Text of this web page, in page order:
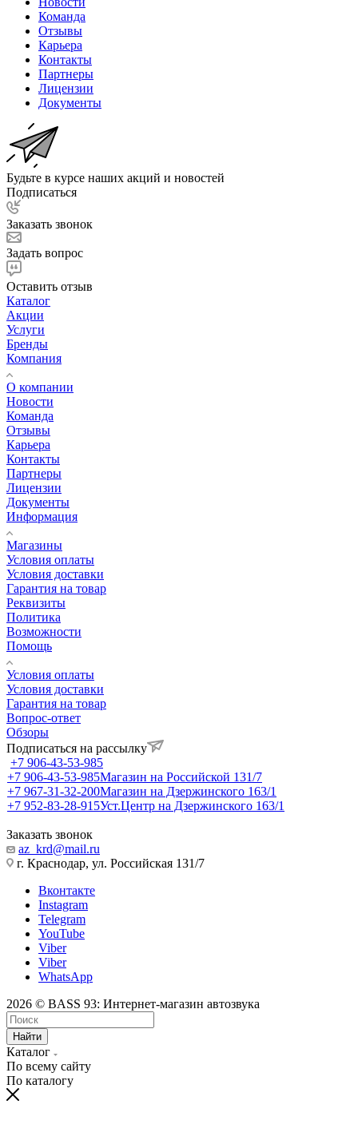
Команда
Отзывы
Карьера
Контакты
Партнеры
Лицензии
Документы
Будьте в курсе наших акций и новостей
Подписаться
Заказать звонок
Задать вопрос
Оставить отзыв
Каталог
Акции
Услуги
Бренды
Компания
О компании
Новости
Команда
Отзывы
Карьера
Контакты
Партнеры
Лицензии
Документы
Информация
Магазины
Условия оплаты
Условия доставки
Гарантия на товар
Реквизиты
Политика
Возможности
Помощь
Условия оплаты
Условия доставки
Гарантия на товар
Вопрос-ответ
Обзоры
Подписаться на рассылку
+7 906-43-53-985
+7 906-43-53-985Магазин на Российской 131/7
+7 967-31-32-200Магазин на Дзержинского 163/1
+7 952-83-28-915Уст.Центр на Дзержинского 163/1
Заказать звонок
az_krd@mail.ru
г. Краснодар, ул. Российская 131/7
Вконтакте
Instagram
Telegram
YouTube
Viber
Viber
WhatsApp
2026 © BASS 93: Интернет-магазин автозвука
Найти
Каталог
По всему сайту
По каталогу